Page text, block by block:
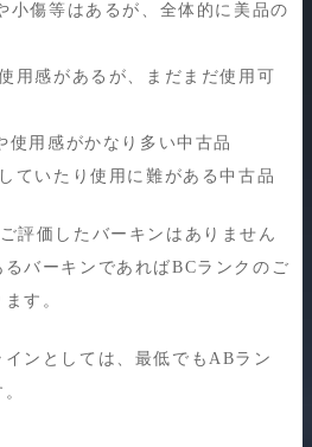
小傷等はあるが、全体的に美品の
用感があるが、まだまだ使用可
使用感がかなり多い中古品
ていたり使用に難がある中古品
評価したバーキンはありません
バーキンであればBCランクのご
す。
ンとしては、最低でもABラン